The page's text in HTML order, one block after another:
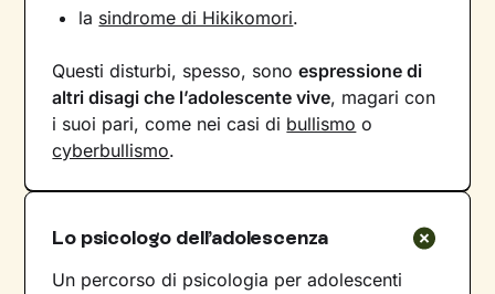
la sindrome di Hikikomori.
Questi disturbi, spesso, sonoespressione di
altri disagi che l’adolescente vive, magari con
i suoi pari, come nei casi di bullismo o
cyberbullismo.
Lo psicologo dell’adolescenza
Un percorso di psicologia per adolescenti